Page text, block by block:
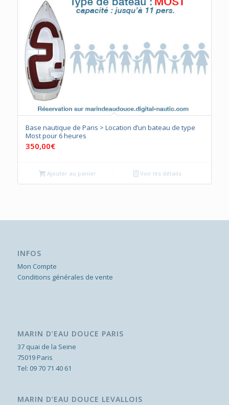
Base nautique de Paris > Location d’un bateau de type
Most pour 6 heures
350,00€
Ajouter au panier Voir les détails
INFOS
Mon Compte
Conditions générales de vente
MARIN D’EAU DOUCE PARIS
37 quai de la Seine
75019 Paris
Tel: 09 70 71 40 61
MARIN D’EAU DOUCE LEVALLOIS